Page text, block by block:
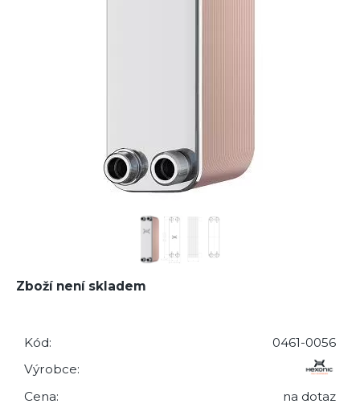
Zboží není skladem
Kód:
0461-0056
Výrobce:
Cena:
na dotaz